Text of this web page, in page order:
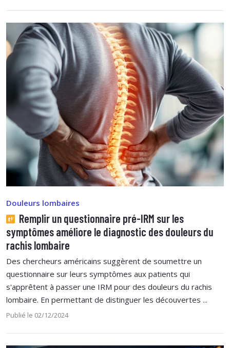
Douleurs lombaires
Remplir un questionnaire pré-IRM sur les
symptômes améliore le diagnostic des douleurs du
rachis lombaire
Des chercheurs américains suggèrent de soumettre un
questionnaire sur leurs symptômes aux patients qui
s'apprêtent à passer une IRM pour des douleurs du rachis
lombaire. En permettant de distinguer les découvertes ...
Publié le 02/12/2024